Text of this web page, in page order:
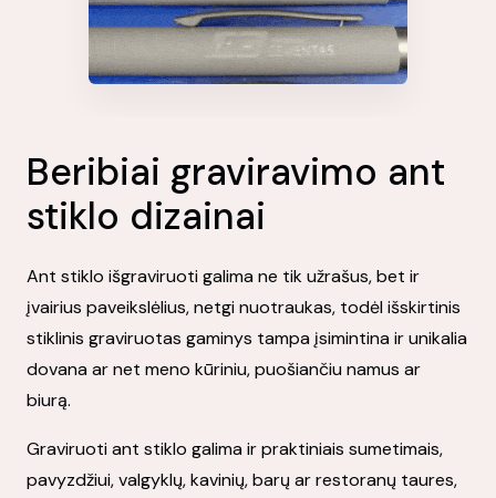
Beribiai graviravimo ant
stiklo dizainai
Ant stiklo išgraviruoti galima ne tik užrašus, bet ir
įvairius paveikslėlius, netgi nuotraukas, todėl išskirtinis
stiklinis graviruotas gaminys tampa įsimintina ir unikalia
dovana ar net meno kūriniu, puošiančiu namus ar
biurą.
Graviruoti ant stiklo galima ir praktiniais sumetimais,
pavyzdžiui, valgyklų, kavinių, barų ar restoranų taures,